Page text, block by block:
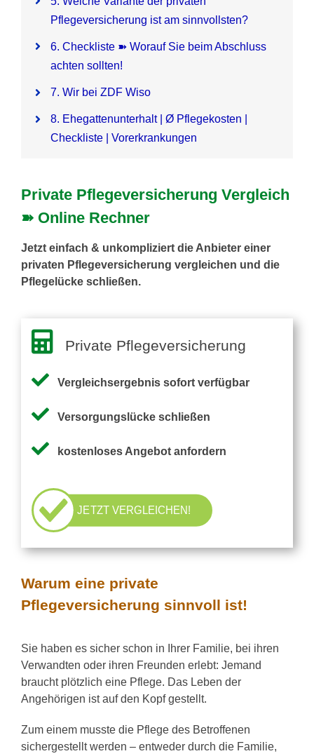
Pflegeversicherung ist am sinnvollsten?
6. Checkliste ➽ Worauf Sie beim Abschluss
achten sollten!
7. Wir bei ZDF Wiso
8. Ehegattenunterhalt |Ø Pflegekosten |
Checkliste | Vorerkrankungen
Private Pflegeversicherung Vergleich
➽ Online Rechner
Jetzt einfach & unkompliziert die Anbieter einer
privaten Pflegeversicherung vergleichen und die
Pflegelücke schließen.
Private Pflegeversicherung
Vergleichsergebnis sofort verfügbar
Versorgungslücke schließen
kostenloses Angebot anfordern
JETZT VERGLEICHEN!
Warum eine private
Pflegeversicherung sinnvoll ist!
Sie haben es sicher schon in Ihrer Familie, bei ihren
Verwandten oder ihren Freunden erlebt: Jemand
braucht plötzlich eine Pflege. Das Leben der
Angehörigen ist auf den Kopf gestellt.
Zum einem musste die Pflege des Betroffenen
sichergestellt werden – entweder durch die Familie,